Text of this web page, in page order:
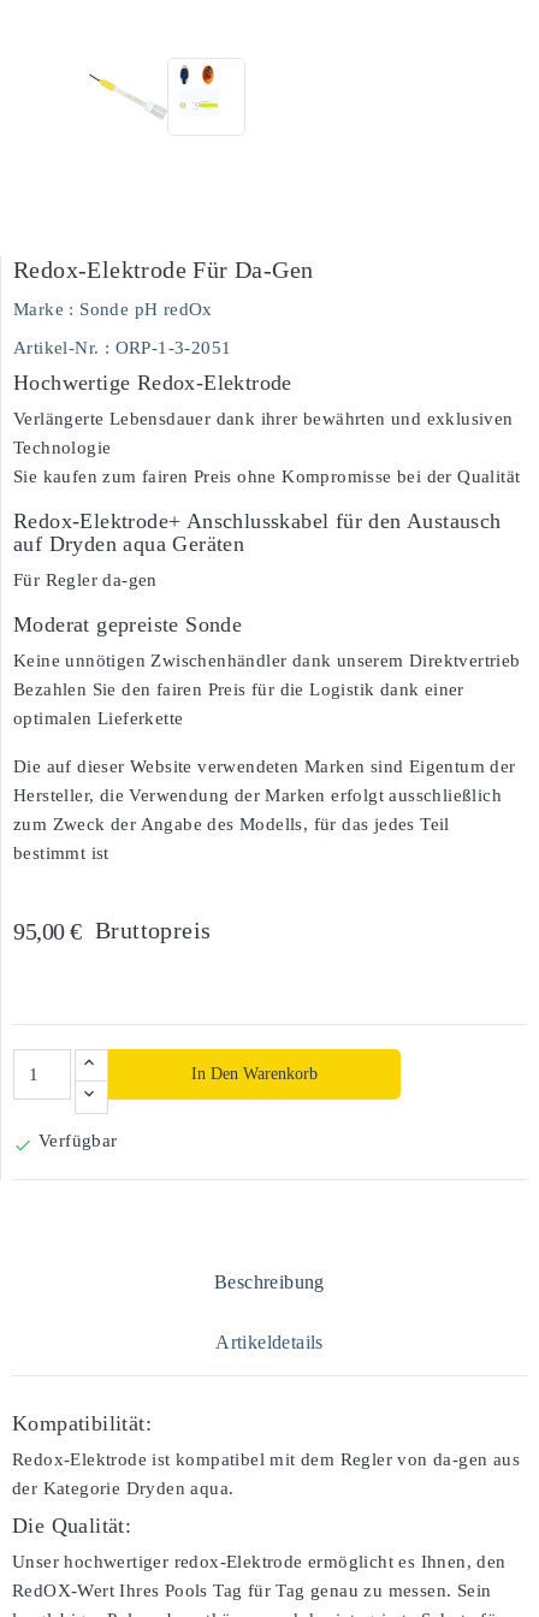
Redox-Elektrode Für Da-Gen
Marke : Sonde pH redOx
Artikel-Nr. : ORP-1-3-2051
Hochwertige Redox-Elektrode
Verlängerte Lebensdauer dank ihrer bewährten und exklusiven
Technologie
Sie kaufen zum fairen Preis ohne Kompromisse bei der Qualität
Redox-Elektrode+ Anschlusskabel für den Austausch
auf Dryden aqua Geräten
Für Regler da-gen
Moderat gepreiste Sonde
Keine unnötigen Zwischenhändler dank unserem Direktvertrieb
Bezahlen Sie den fairen Preis für die Logistik dank einer
optimalen Lieferkette
Die auf dieser Website verwendeten Marken sind Eigentum der
Hersteller, die Verwendung der Marken erfolgt ausschließlich
zum Zweck der Angabe des Modells, für das jedes Teil
bestimmt ist
95,00 € Bruttopreis
In Den Warenkorb
 Verfügbar
Beschreibung
Artikeldetails
Kompatibilität:
Redox-Elektrode ist kompatibel mit dem Regler von da-gen aus
der Kategorie Dryden aqua.
Die Qualität:
Unser hochwertiger redox-Elektrode ermöglicht es Ihnen, den
RedOX-Wert Ihres Pools Tag für Tag genau zu messen. Sein